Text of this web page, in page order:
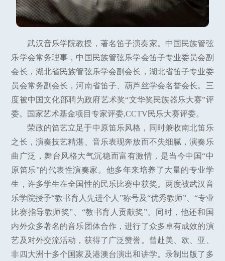
武汉音乐学院教授，著名笛子演奏家。中国民族管弦
乐学会常务理事，中国民族管弦乐学会笛子专业委员会副
会长，湖北省民族管弦乐学会副会长，湖北省笛子专业委
员会常务副会长，河南省笛子、葫芦丝学会名誉会长。三
度被中国文化部聘为政府艺术奖“文华奖民族器乐大赛”评
委。国家艺术基金项目专家评委,CCTV民乐大赛评委。
荣政的笛艺立足于中原笛乐风格，同时兼收南北笛乐
之长，演奏技艺精湛、音乐表现奔放而不失细腻，演奏乐
曲广泛，舞台风格大气沉稳而富有激情，是当今中国“中
原笛乐”的代表性演奏家。他多年来培养了大量的专业学
生，许多学生在全国性的民乐比赛中获奖。两度被武汉音
乐学院授予“教书育人先进个人”称号及“优秀教师”、“专业
比赛指导教师奖”、“教书育人贡献奖”。同时，他还和国
内外众多著名的音乐团体合作，进行了众多卓有成效的演
艺及对外交流活动，获得了广泛赞誉。曾赴美、欧、亚、
非四大洲十多个国家及港澳台演出和讲学。录制出版了多